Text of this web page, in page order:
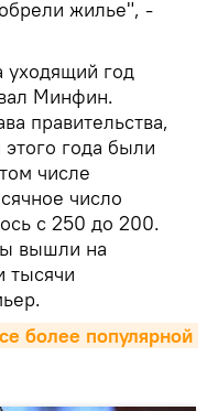
жилье", -
уходящий год
Минфин.
правительства,
года были
числе
число
с 250 до 200.
вышли на
тысячи
более популярной